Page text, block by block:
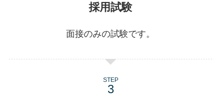
採用試験
面接のみの試験です。
STEP